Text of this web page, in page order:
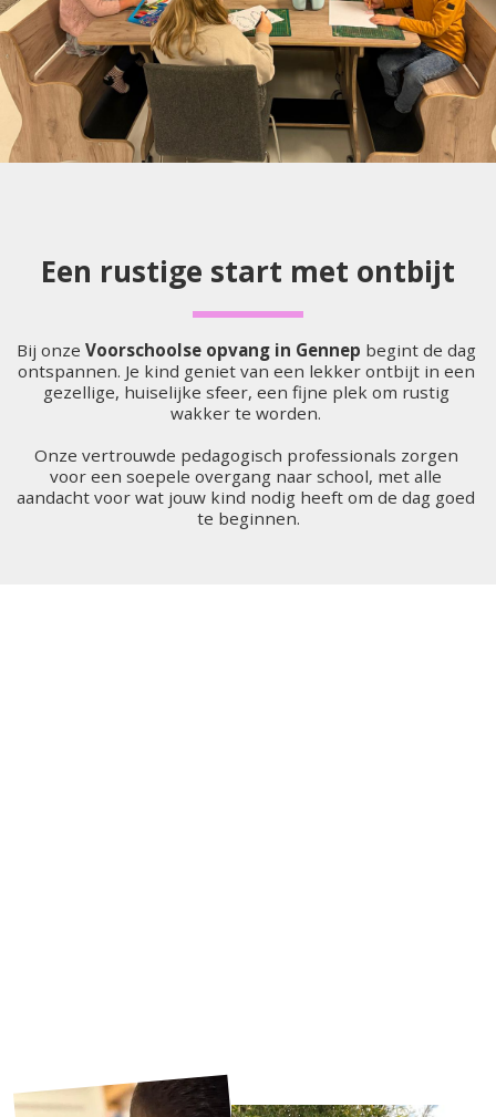
Een rustige start met ontbijt
Bij onze Voorschoolse opvang in Gennep begint de dag
ontspannen. Je kind geniet van een lekker ontbijt in een
gezellige, huiselijke sfeer, een fijne plek om rustig
wakker te worden.
Onze vertrouwde pedagogisch professionals zorgen
voor een soepele overgang naar school, met alle
aandacht voor wat jouw kind nodig heeft om de dag goed
te beginnen.